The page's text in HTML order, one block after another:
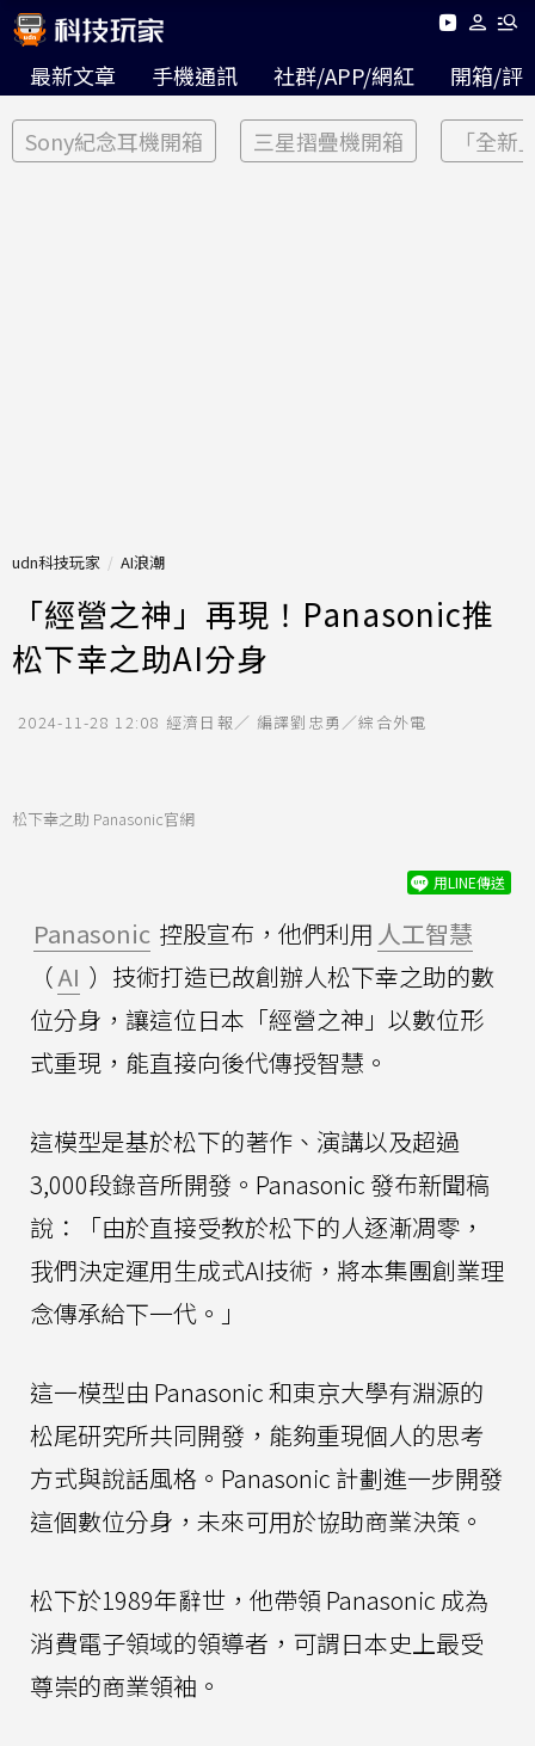
最新文章 手機通訊 社群/APP/網紅 開箱/評
Sony紀念耳機開箱 三星摺疊機開箱 「全新
udn科技玩家 AI浪潮
「經營之神」再現！Panasonic推
松下幸之助AI分身
2024-11-28 12:08 經濟日報／ 編譯劉忠勇／綜合外電
松下幸之助 Panasonic官網
用LINE傳送
Panasonic 控股宣布，他們利用 人工智慧
（AI ）技術打造已故創辦人松下幸之助的數
位分身，讓這位日本「經營之神」以數位形
式重現，能直接向後代傳授智慧。
這模型是基於松下的著作、演講以及超過
3,000段錄音所開發。Panasonic 發布新聞稿
說：「由於直接受教於松下的人逐漸凋零，
我們決定運用生成式AI技術，將本集團創業理
念傳承給下一代。」
這一模型由 Panasonic 和東京大學有淵源的
松尾研究所共同開發，能夠重現個人的思考
方式與說話風格。Panasonic 計劃進一步開發
這個數位分身，未來可用於協助商業決策。
松下於1989年辭世，他帶領 Panasonic 成為
消費電子領域的領導者，可謂日本史上最受
尊崇的商業領袖。